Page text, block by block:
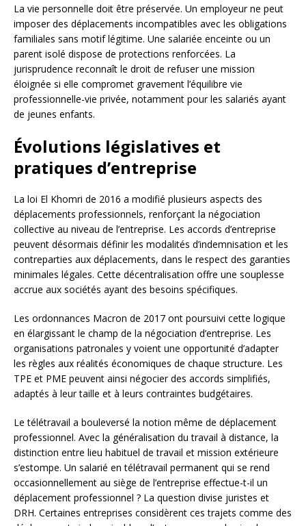
La vie personnelle doit être préservée. Un employeur ne peut
imposer des déplacements incompatibles avec les obligations
familiales sans motif légitime. Une salariée enceinte ou un
parent isolé dispose de protections renforcées. La
jurisprudence reconnaît le droit de refuser une mission
éloignée si elle compromet gravement l’équilibre vie
professionnelle-vie privée, notamment pour les salariés ayant
de jeunes enfants.
Évolutions législatives et
pratiques d’entreprise
La loi El Khomri de 2016 a modifié plusieurs aspects des
déplacements professionnels, renforçant la négociation
collective au niveau de l’entreprise. Les accords d’entreprise
peuvent désormais définir les modalités d’indemnisation et les
contreparties aux déplacements, dans le respect des garanties
minimales légales. Cette décentralisation offre une souplesse
accrue aux sociétés ayant des besoins spécifiques.
Les ordonnances Macron de 2017 ont poursuivi cette logique
en élargissant le champ de la négociation d’entreprise. Les
organisations patronales y voient une opportunité d’adapter
les règles aux réalités économiques de chaque structure. Les
TPE et PME peuvent ainsi négocier des accords simplifiés,
adaptés à leur taille et à leurs contraintes budgétaires.
Le télétravail a bouleversé la notion même de déplacement
professionnel. Avec la généralisation du travail à distance, la
distinction entre lieu habituel de travail et mission extérieure
s’estompe. Un salarié en télétravail permanent qui se rend
occasionnellement au siège de l’entreprise effectue-t-il un
déplacement professionnel ? La question divise juristes et
DRH. Certaines entreprises considèrent ces trajets comme des